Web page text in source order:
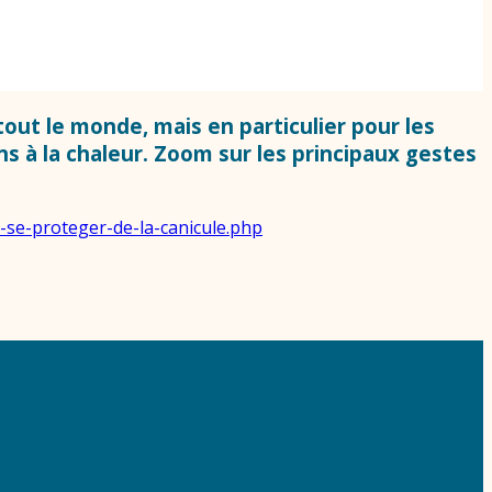
le monde, mais en particulier pour les
à la chaleur. Zoom sur les principaux gestes
proteger-de-la-canicule.php